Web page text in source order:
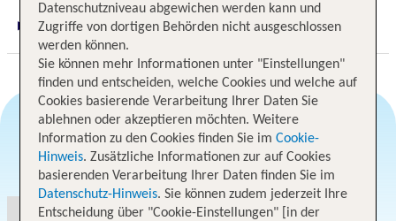
Digitaler und telefonischer 24/7 TUI Service
Angebotsauswahl
Datenschutzniveau abgewichen werden kann und
Zugriffe von dortigen Behörden nicht ausgeschlossen
werden können.
Sie können mehr Informationen unter "Einstellungen"
finden und entscheiden, welche Cookies und welche auf
Cookies basierende Verarbeitung Ihrer Daten Sie
ablehnen oder akzeptieren möchten. Weitere
Information zu den Cookies finden Sie im Cookie-
Hinweis. Zusätzliche Informationen zur auf Cookies
basierenden Verarbeitung Ihrer Daten finden Sie im
Datenschutz-Hinweis. Sie können zudem jederzeit Ihre
Entscheidung über "Cookie-Einstellungen" [in der